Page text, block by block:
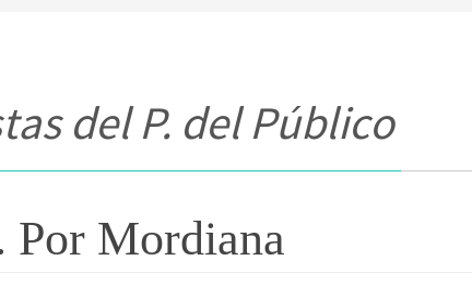
del P. del Público
Por Mordiana